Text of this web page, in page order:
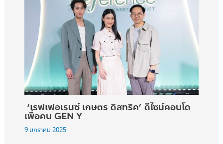
‘เรฟเฟอเรนซ์ เกษตร ดิสทริค’ ดีไซน์คอนโด
เพื่อคน GEN Y
9 มกราคม 2025